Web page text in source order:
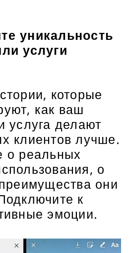
уникальность
услуги
которые
как ваш
услуга делают
клиентов лучше.
о реальных
о
они
к
эмоции.